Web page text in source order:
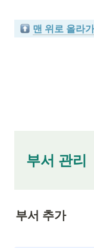
맨 위로 올라
부서 추가